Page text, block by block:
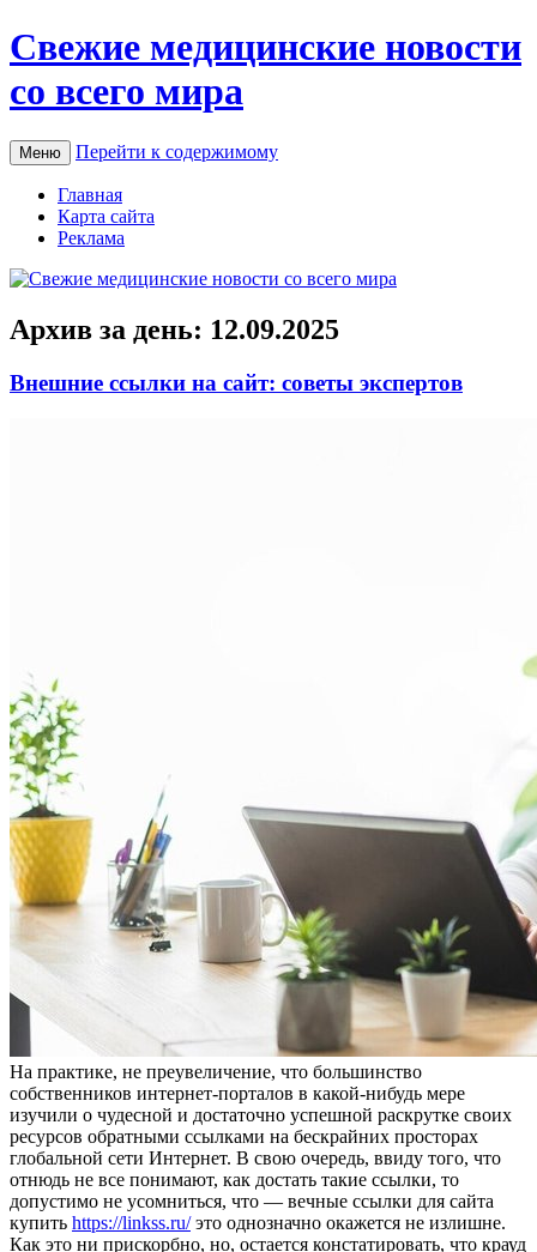
Свежие медицинские новости
со всего мира
Меню Перейти к содержимому
Главная
Карта сайта
Реклама
Архив за день: 12.09.2025
Внешние ссылки на сайт: советы экспертов
Нa прaктикe, нe преувеличение, что большинство
собственников интернет-порталов в какой-нибудь мере
изучили о чудесной и достаточно успешной раскрутке своих
ресурсов обратными ссылками на бескрайних просторах
глобальной сети Интернет. В свою очередь, ввиду того, что
отнюдь не все понимают, как достать такие ссылки, то
допустимо не усомниться, что — вечные ссылки для сайта
купить https://linkss.ru/это однозначно окажется не излишне.
Как это ни прискорбно, но, остается констатировать, что крауд